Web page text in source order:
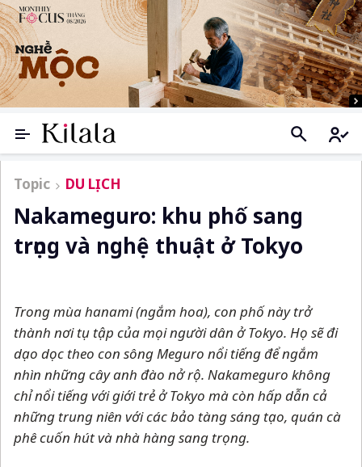
Topic DU LỊCH
Nakameguro: khu phố sang
trọng và nghệ thuật ở Tokyo
Trong mùa hanami (ngắm hoa), con phố này trở
thành nơi tụ tập của mọi người dân ở Tokyo. Họ sẽ đi
dạo dọc theo con sông Meguro nổi tiếng để ngắm
nhìn những cây anh đào nở rộ. Nakameguro không
chỉ nổi tiếng với giới trẻ ở Tokyo mà còn hấp dẫn cả
những trung niên với các bảo tàng sáng tạo, quán cà
phê cuốn hút và nhà hàng sang trọng.